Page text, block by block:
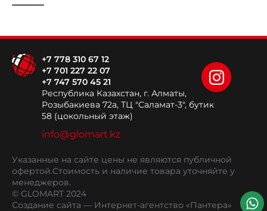
+7 778 310 67 12
+7 701 227 22 07
+7 747 570 45 21
Республика Казахстан, г. Алматы,
Розыбакиева 72а, ТЦ "Саламат-3", бутик
58 (цокольный этаж)
info@glomart.kz
Указанные на сайте цены не являются публичной
офертой.Стоимость и наличие товара уточняйте у
менеджеров.
© GLOMART 2024
Создание сайта — Интернет-агентство «Пантера»